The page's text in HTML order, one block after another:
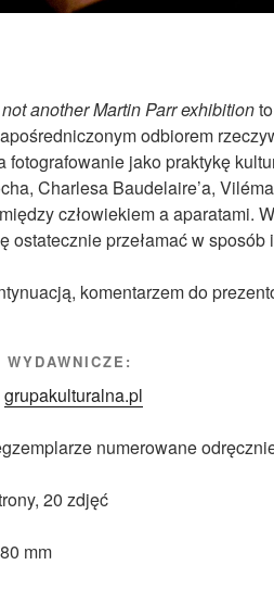
another Martin Parr exhibitionto
odbiorem
fotografowanie jako praktykę
Charlesa Baudelaire’a,
człowiekiem a aparatami.
ostatecznie przełamać w sposób
komentarzem do
grupakulturalna.pl
numerowane
20 zdjęć
mm